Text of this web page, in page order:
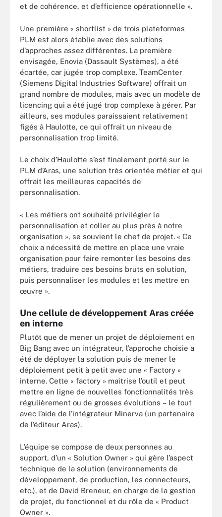
et de cohérence, et d’efficience opérationnelle ».
Une première « shortlist » de trois plateformes
PLM est alors établie avec des solutions
d’approches assez différentes. La première
envisagée, Enovia (Dassault Systèmes), a été
écartée, car jugée trop complexe. TeamCenter
(Siemens Digital Industries Software) offrait un
grand nombre de modules, mais avec un modèle de
licencing qui a été jugé trop complexe à gérer. Par
ailleurs, ses modules paraissaient relativement
figés à Haulotte, ce qui offrait un niveau de
personnalisation trop limité.
Le choix d’Haulotte s’est finalement porté sur le
PLM d’Aras, une solution très orientée métier et qui
offrait les meilleures capacités de
personnalisation.
« Les métiers ont souhaité privilégier la
personnalisation et coller au plus près à notre
organisation », se souvient le chef de projet. « Ce
choix a nécessité de mettre en place une vraie
organisation pour faire remonter les besoins des
métiers, traduire ces besoins bruts en solution,
puis personnaliser les modules et les mettre en
œuvre ».
Une cellule de développement Aras créée
en interne
Plutôt que de mener un projet de déploiement en
Big Bang avec un intégrateur, l’approche choisie a
été de déployer la solution puis de mener le
déploiement petit à petit avec une « Factory »
interne. Cette « factory » maîtrise l’outil et peut
mettre en ligne de nouvelles fonctionnalités très
régulièrement ou de grosses évolutions – le tout
avec l’aide de l’intégrateur Minerva (un partenaire
de l’éditeur Aras).
L’équipe se compose de deux personnes au
support, d’un « Solution Owner » qui gère l’aspect
technique de la solution (environnements de
développement, de production, les connecteurs,
etc.), et de David Breneur, en charge de la gestion
de projet, du fonctionnel et du rôle de « Product
Owner ».